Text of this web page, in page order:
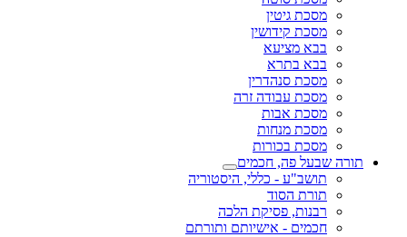
מסכת גיטין
מסכת קידושין
בבא מציעא
בבא בתרא
מסכת סנהדרין
מסכת עבודה זרה
מסכת אבות
מסכת מנחות
מסכת בכורות
תורה שבעל פה, חכמים
תושב"ע - כללי, היסטוריה
תורת הסוד
רבנות, פסיקת הלכה
חכמים - אישיותם ותורתם